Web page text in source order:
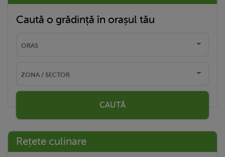
Caută o grădință în orașul tău
CAUTĂ
Rețete culinare